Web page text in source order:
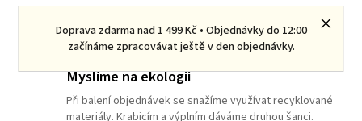
Doprava zdarma nad 1 499 Kč • Objednávky do 12:00
začínáme zpracovávat ještě v den objednávky.
Komunita pejskařů a kočkařů
Spojujeme všechny "Věrňáky". U nás nejsi jen zákazník.
Myslíme na ekologii
Při balení objednávek se snažíme využívat recyklované
materiály. Krabicím a výplním dáváme druhou šanci.